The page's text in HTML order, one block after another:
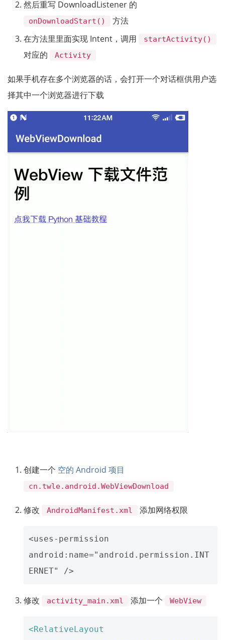
然后重写 DownloadListener 的
onDownloadStart()
方法
在方法里里面实现 Intent，调用
startActivity()
对应的 Activity
如果手机存在多个浏览器的话，会打开一个对话框供用户选
择其中一个浏览器进行下载
创建一个 空的 Android 项目
cn.twle.android.WebViewDownload
修改 AndroidManifest.xml 添加网络权限
<uses-permission
android:name="android.permission.INT
修改 activity_main.xml 添加一个 WebView
<RelativeLayout